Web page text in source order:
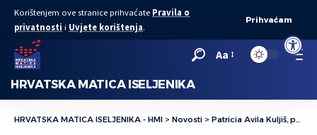
Open
Korištenjem ove stranice prihvaćate Pravila o
privatnosti i Uvjete korištenja.
Prihvaćam
Aa
HRVATSKA MATICA ISELJENIKA
HRVATSKA MATICA ISELJENIKA - HMI > Novosti > Patricia Avila Kuljiš, predsjednica Hrvatske zajednice u La Pazu: ‘Zagrebe, nisi sam, Hrvati Bolivije šalju ti blagoslove i pozitivne želje’